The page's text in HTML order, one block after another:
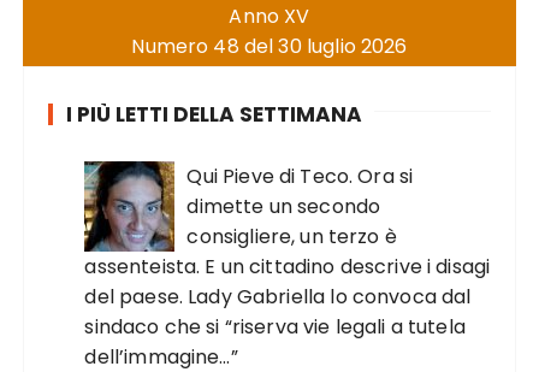
Anno XV
Numero 48 del 30 luglio 2026
I PIÙ LETTI DELLA SETTIMANA
Qui Pieve di Teco. Ora si
dimette un secondo
consigliere, un terzo è
assenteista. E un cittadino descrive i disagi
del paese. Lady Gabriella lo convoca dal
sindaco che si “riserva vie legali a tutela
dell’immagine…”